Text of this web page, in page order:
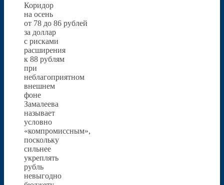
Коридор
на осень
от 78 до 86 рублей
за доллар
с рисками
расширения
к 88 рублям
при
неблагоприятном
внешнем
фоне
Замалеева
называет
условно
«компромиссным»,
поскольку
сильнее
укреплять
рубль
невыгодно